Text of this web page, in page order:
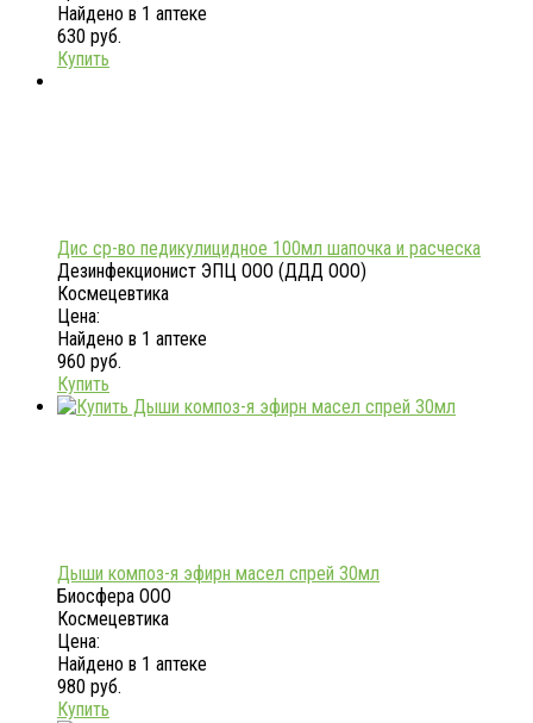
Найдено в 1 аптеке
630 руб.
Купить
Дис ср-во педикулицидное 100мл шапочка и расческа
Дезинфекционист ЭПЦ ООО (ДДД ООО)
Космецевтика
Цена:
Найдено в 1 аптеке
960 руб.
Купить
Дыши композ-я эфирн масел спрей 30мл
Биосфера ООО
Космецевтика
Цена:
Найдено в 1 аптеке
980 руб.
Купить